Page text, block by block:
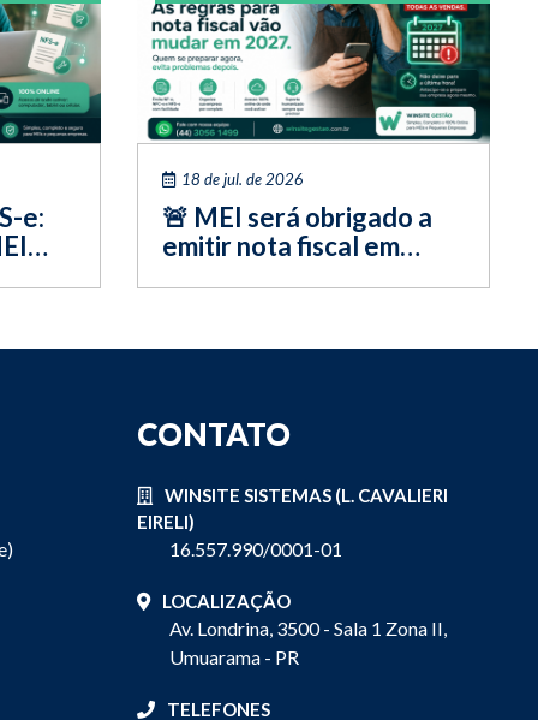
e:
18 de jul. de 2026
🚨 MEI será obrigado a
emitir nota fiscal em
CONTATO
WINSITE SISTEMAS (L. CAVALIERI
EIRELI)
16.557.990/0001-01
LOCALIZAÇÃO
Av. Londrina, 3500 - Sala 1 Zona II,
Umuarama - PR
TELEFONES